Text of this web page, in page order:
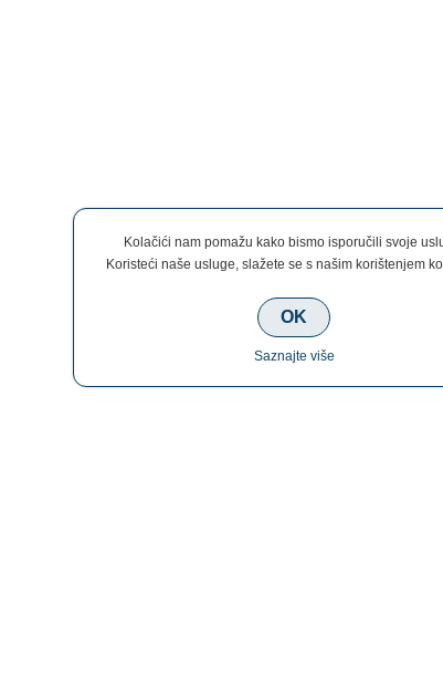
Kolačići nam pomažu kako bismo isporučili svoje
Koristeći naše usluge, slažete se s našim korištenjem
OK
Saznajte više